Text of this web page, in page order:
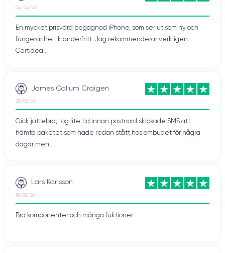
04/04/26
En mycket prisvärd begagnad iPhone, som ser ut som ny och
fungerar helt klanderfritt. Jag rekommenderar verkligen
Certideal.
James Callum Craigen
28/02/26
Gick jättebra, tog lite tid innan postnord skickade SMS att
hämta paketet som hade redan stått hos ombudet för några
dagar men ...
Lars Karlsson
18/02/26
Bra komponenter och många fuktioner